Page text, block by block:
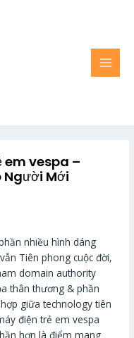
em vespa –
Người Mới
nhiều hình dáng
Tiên phong cuộc đời,
domain authority
thân thương & phần
giữa technology tiên
điện trẻ em vespa
hơn là điểm mang